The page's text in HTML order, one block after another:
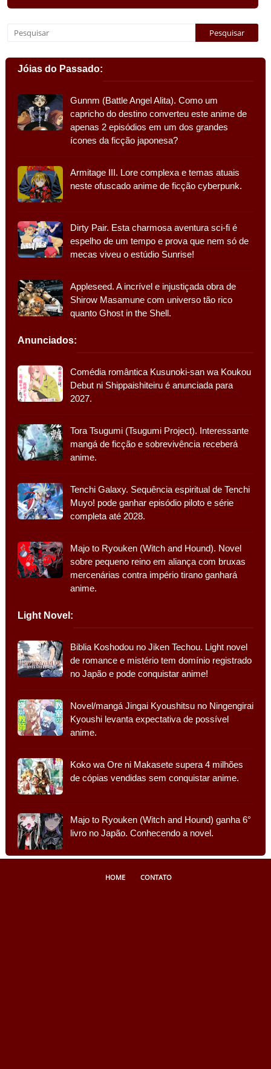
Jóias do Passado:
Gunnm (Battle Angel Alita). Como um
capricho do destino converteu este anime de
apenas 2 episódios em um dos grandes
ícones da ficção japonesa?
Armitage III. Lore complexa e temas atuais
neste ofuscado anime de ficção cyberpunk.
Dirty Pair. Esta charmosa aventura sci-fi é
espelho de um tempo e prova que nem só de
mecas viveu o estúdio Sunrise!
Appleseed. A incrível e injustiçada obra de
Shirow Masamune com universo tão rico
quanto Ghost in the Shell.
Anunciados:
Comédia romântica Kusunoki-san wa Koukou
Debut ni Shippaishiteiru é anunciada para
2027.
Tora Tsugumi (Tsugumi Project). Interessante
mangá de ficção e sobrevivência receberá
anime.
Tenchi Galaxy. Sequência espiritual de Tenchi
Muyo! pode ganhar episódio piloto e série
completa até 2028.
Majo to Ryouken (Witch and Hound). Novel
sobre pequeno reino em aliança com bruxas
mercenárias contra império tirano ganhará
anime.
Light Novel:
Biblia Koshodou no Jiken Techou. Light novel
de romance e mistério tem domínio registrado
no Japão e pode conquistar anime!
Novel/mangá Jingai Kyoushitsu no Ningengirai
Kyoushi levanta expectativa de possível
anime.
Koko wa Ore ni Makasete supera 4 milhões
de cópias vendidas sem conquistar anime.
Majo to Ryouken (Witch and Hound) ganha 6°
livro no Japão. Conhecendo a novel.
HOME CONTATO